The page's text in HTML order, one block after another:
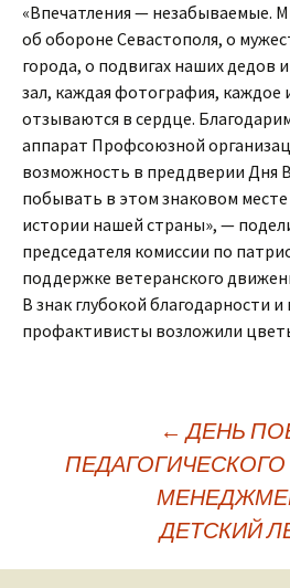
«Впечатления — незабываемые.
об обороне Севастополя, о
города, о подвигах наших дедов
зал, каждая фотография, каждое
отзываются в сердце.
аппарат Профсоюзной
возможность в преддверии Дня
побывать в этом знаковом месте
истории нашей страны», —
председателя комиссии по
поддержке ветеранского
В знак глубокой благодарности
профактивисты возложили
по
← ДЕНЬ
ДЕТСКИЙ